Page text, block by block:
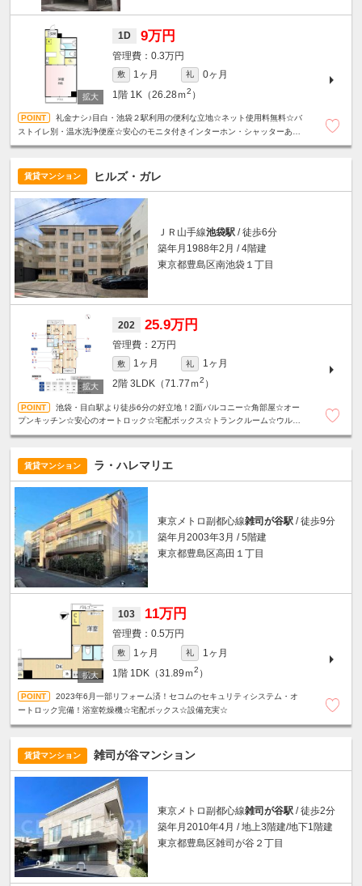
1D 9万円
0.3万円
敷 1ヶ月 礼
0ヶ月
1階 1K（26.28ｍ2 ）
礼金ナシ♪目白・池袋２駅利用の便利な立地☆ネット使用料無料☆バ
ストイレ別・温水洗浄便座☆安心のモニタ付きインターホン・シャッターあり
賃貸マンション ヒルズ・ガレ
ＪＲ山手線池袋駅 / 徒歩6分
築年月1988年2月 / 4階建
東京都豊島区南池袋１丁目
202 25.9万円
2万円
敷 1ヶ月 礼
1ヶ月
2階 3LDK（71.77ｍ2 ）
池袋・目白駅より徒歩6分の好立地！2面バルコニー☆角部屋☆オー
プンキッチン☆安心のオートロック☆宅配ボックス☆トランクルーム☆ウルト
賃貸マンション ラ・ハレマリエ
東京メトロ副都心線雑司が谷駅 / 徒歩9分
築年月2003年3月 / 5階建
東京都豊島区高田１丁目
103 11万円
0.5万円
敷 1ヶ月 礼
1ヶ月
1階 1DK（31.89ｍ2 ）
2023年6月一部リフォーム済！セコムのセキュリティシステム・オ
ートロック完備！浴室乾燥機☆宅配ボックス☆設備充実☆
賃貸マンション 雑司が谷マンション
東京メトロ副都心線雑司が谷駅 / 徒歩2分
築年月2010年4月 / 地上3階建/地下1階建
東京都豊島区雑司が谷２丁目